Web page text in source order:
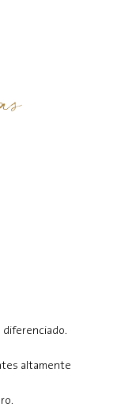
diferenciado.
altamente